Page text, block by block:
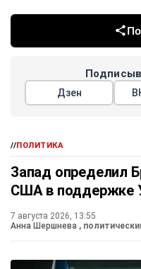
Дзен
//ПОЛИТИКА
Запад определил
США в поддержке
7 августа 2026, 13:55
Анна Шершнева ,